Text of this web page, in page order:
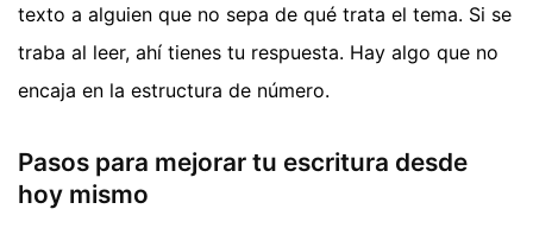
texto a alguien que no sepa de qué trata el tema. Si se
traba al leer, ahí tienes tu respuesta. Hay algo que no
encaja en la estructura de número.
Pasos para mejorar tu escritura desde
hoy mismo